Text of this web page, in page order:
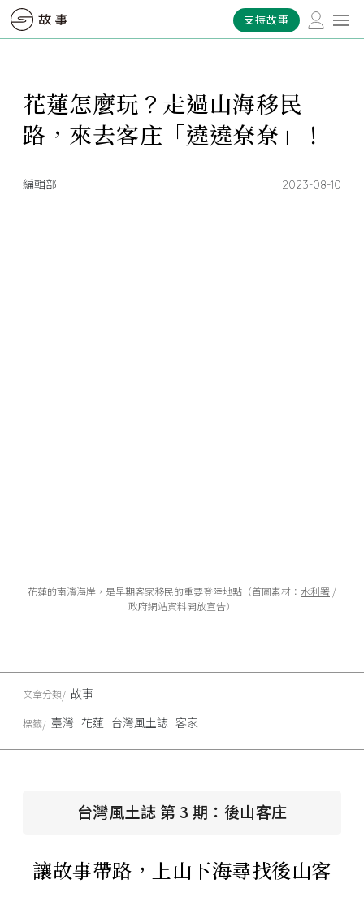
支持故事
花蓮怎麼玩？走過山海移民
路，來去客庄「遶遶尞尞」！
編輯部 2023-08-10
花蓮的南濱海岸，是早期客家移民的重要登陸地點（首圖素材： 水利署 /
政府網站資料開放宣告）
台灣風土誌 第 3 期：後山客庄
讓故事帶路，上山下海尋找後山客
文章分類 故事
標籤 臺灣 花蓮 台灣風土誌 客家